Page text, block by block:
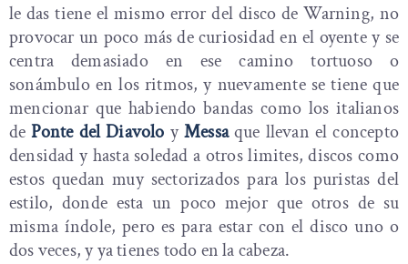
le das tiene el mismo error del disco de Warning, no
provocar un poco más de curiosidad en el oyente y se
centra demasiado en ese camino tortuoso o
sonámbulo en los ritmos, y nuevamente se tiene que
mencionar que habiendo bandas como los italianos
dePonte del Diavolo y Messaque llevan el concepto
densidad y hasta soledad a otros limites, discos como
estos quedan muy sectorizados para los puristas del
estilo, donde esta un poco mejor que otros de su
misma índole, pero es para estar con el disco uno o
dos veces, y ya tienes todo en la cabeza.